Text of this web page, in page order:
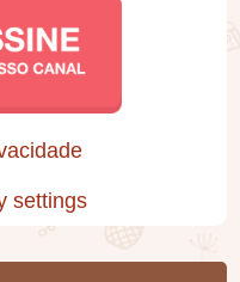
settings